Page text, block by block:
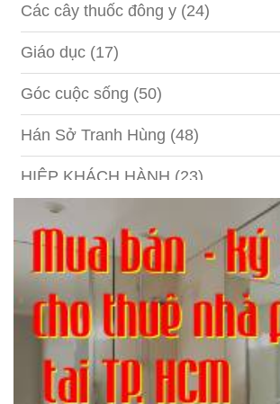
Các cây thuốc đông y (24)
Giáo dục (17)
Góc cuộc sống (50)
Hán Sở Tranh Hùng (48)
HIỆP KHÁCH HÀNH (23)
Hồng lâu mộng
(1)
Kỹ năng(18)
Liên Thành quyết(13)
LỘC ĐỈNH KÝ